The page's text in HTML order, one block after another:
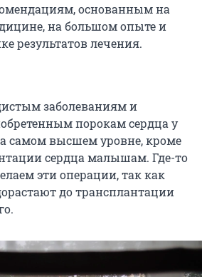
основанным на
на большом опыте и
результатов лечения.
заболеваниям и
порокам сердца у
самом высшем уровне, кроме
сердца малышам. Где-то
эти операции, так как
до трансплантации